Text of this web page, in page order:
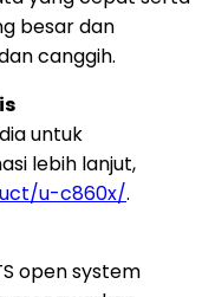
besar dan
canggih.
untuk
lebih lanjut,
u-c860x/.
open system